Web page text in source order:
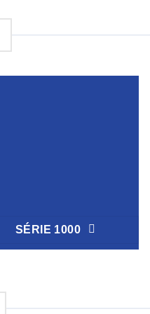
SÉRIE 1000